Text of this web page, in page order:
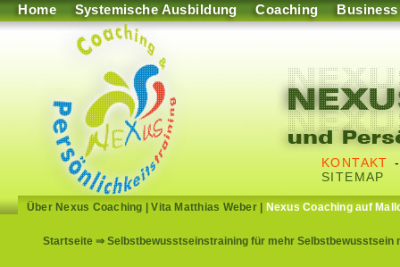
Home Systemische Ausbildung Coaching Business
KONTAKT
SITEMAP
Über Nexus Coaching |Vita Matthias Weber| Nexus Coaching auf
Startseite ⇒ Selbstbewusstseinstraining für mehr Selbstbewusstsein